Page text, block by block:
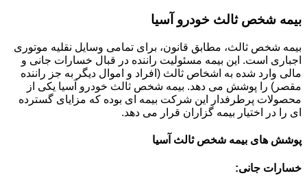
بیمه شخص ثالث خودرو آسیا
بیمه شخص ثالث، مطابق قانون، برای تمامی وسایل نقلیه موتوری
اجباری است. این بیمه مسئولیت راننده در قبال خسارات جانی و
مالی وارد شده به اشخاص ثالث (افراد و اموال دیگر به جز راننده
مقصر) را پوشش می دهد. بیمه شخص ثالث خودرو آسیا یکی از
محصولات پرطرفدار این شرکت بیمه ای بوده که مزایای گسترده
ای را در اختیار بیمه گزاران قرار می دهد.
پوشش های بیمه شخص ثالث آسیا
خسارات جانی: